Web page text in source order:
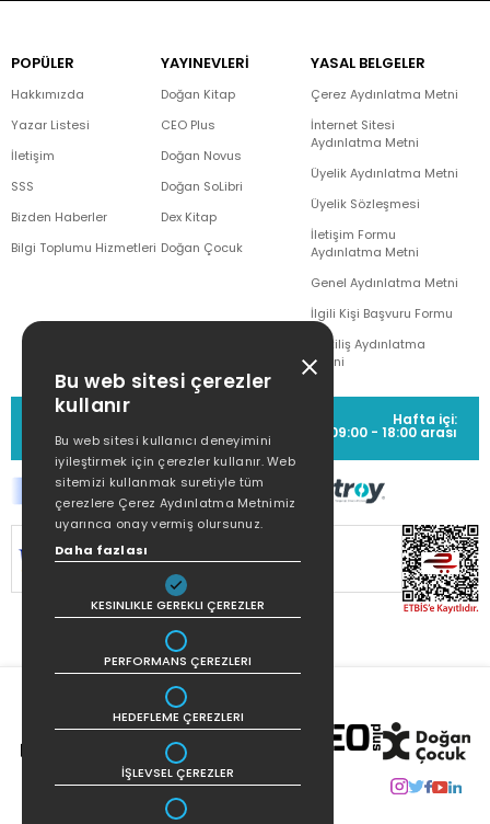
POPÜLER
Hakkımızda
Yazar Listesi
İletişim
SSS
Bizden Haberler
Bilgi Toplumu Hizmetleri
YAYINEVLERİ
Doğan Kitap
CEO Plus
Doğan Novus
Doğan SoLibri
Dex Kitap
Doğan Çocuk
YASAL BELGELER
Çerez Aydınlatma Metni
İnternet Sitesi
Aydınlatma Metni
Üyelik Aydınlatma Metni
Üyelik Sözleşmesi
İletişim Formu
Aydınlatma Metni
Genel Aydınlatma Metni
İlgili Kişi Başvuru Formu
Çekiliş Aydınlatma
Metni
MÜŞTERİ HİZMETLERİ
(0212) 373 77 00
Hafta içi:
09:00 - 18:00 arası
SİTEMİZ
KORUNMAKTADIR.
Bu web sitesi çerezler
kullanır
Bu web sitesi kullanıcı deneyimini
iyileştirmek için çerezler kullanır. Web
sitemizi kullanmak suretiyle tüm
çerezlere Çerez Aydınlatma Metnimiz
uyarınca onay vermiş olursunuz.
Daha fazlası
KESINLIKLE GEREKLI ÇEREZLER
PERFORMANS ÇEREZLERI
HEDEFLEME ÇEREZLERI
İŞLEVSEL ÇEREZLER